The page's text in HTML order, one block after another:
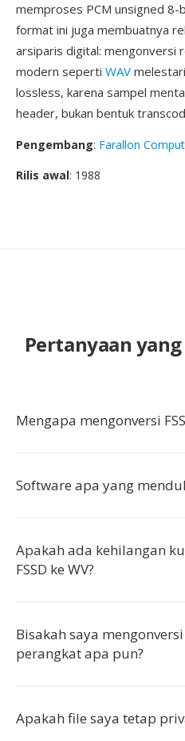
memproses PCM unsigned 8-
format ini juga membuatnya
arsiparis digital: mengonversi
modern seperti WAV
lossless, karena sampel
header, bukan bentuk
Pengembang: Farallon
Rilis awal: 1988
Pertanyaan
Mengapa mengonversi
Software apa yang
Apakah ada kehilangan
FSSD ke WV?
Bisakah saya mengonversi
perangkat apa pun?
Apakah file saya tetap